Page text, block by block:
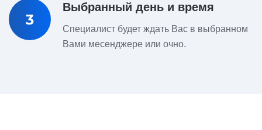
3
Выбранный день и время
Специалист будет ждать Вас в выбранном
Вами месенджере или очно.